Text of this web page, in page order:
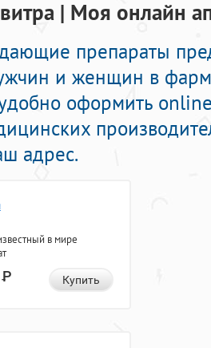
| Моя онлайн
препараты
и женщин в
оформить
адрес.
в мире
Р Купить